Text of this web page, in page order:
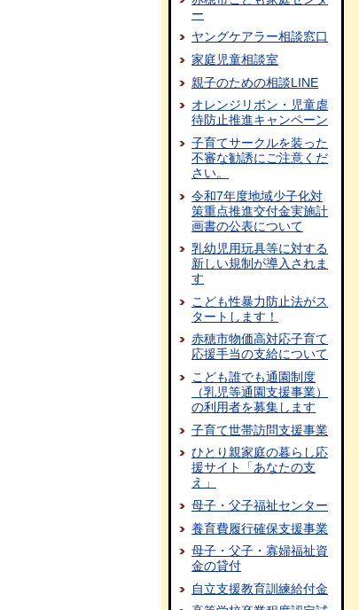
ー
ヤングケアラー相談窓口
家庭児童相談室
親子のための相談LINE
オレンジリボン・児童虐
待防止推進キャンペーン
子育てサークルを装った
不審な勧誘にご注意くだ
さい。
令和7年度地域少子化対
策重点推進交付金実施計
画書の公表について
乳幼児用玩具等に対する
新しい規制が導入されま
す
こども性暴力防止法がス
タートします！
赤穂市物価高対応子育て
応援手当の支給について
こども誰でも通園制度
（乳児等通園支援事業）
の利用者を募集します
子育て世帯訪問支援事業
ひとり親家庭の暮らし応
援サイト「あなたの支
え」
母子・父子福祉センター
養育費履行確保支援事業
母子・父子・寡婦福祉資
金の貸付
自立支援教育訓練給付金